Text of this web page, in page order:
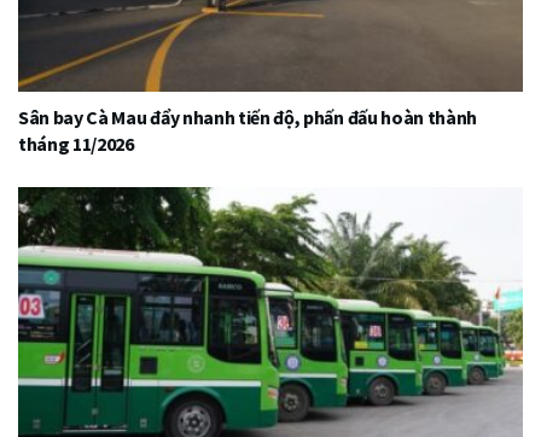
Sân bay Cà Mau đẩy nhanh tiến độ, phấn đấu hoàn thành
tháng 11/2026